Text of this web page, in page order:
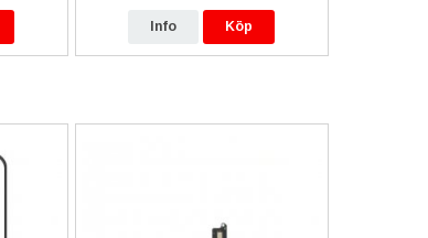
Info Köp